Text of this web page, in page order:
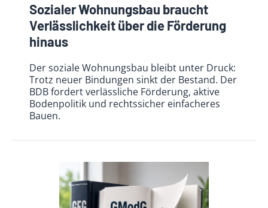
Sozialer Wohnungsbau braucht
Verlässlichkeit über die Förderung
hinaus
Der soziale Wohnungsbau bleibt unter Druck:
Trotz neuer Bindungen sinkt der Bestand. Der
BDB fordert verlässliche Förderung, aktive
Bodenpolitik und rechtssicher einfacheres
Bauen.